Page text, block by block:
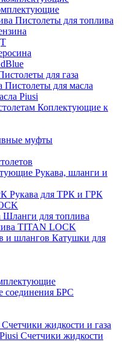
Пистолеты для топлива
для газа
Пистолеты для масла
Piusi
Коплектующие к
муфты
Рукава, шланги и
Рукава для ТРК и ГРК
Шланги для топлива
TITAN LOCK
Катушки для
соединения БРС
Счетчики жидкости и газа
Счетчики жидкости